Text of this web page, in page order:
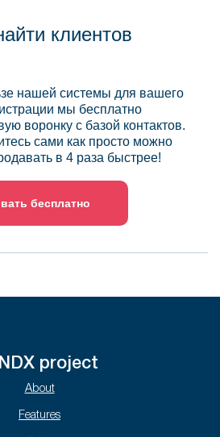
клиентов
нашей системы для вашего
мы бесплатно
воронку с базой контактов.
сами как просто можно
в 4 раза быстрее!
бесплатно
project
About
Features